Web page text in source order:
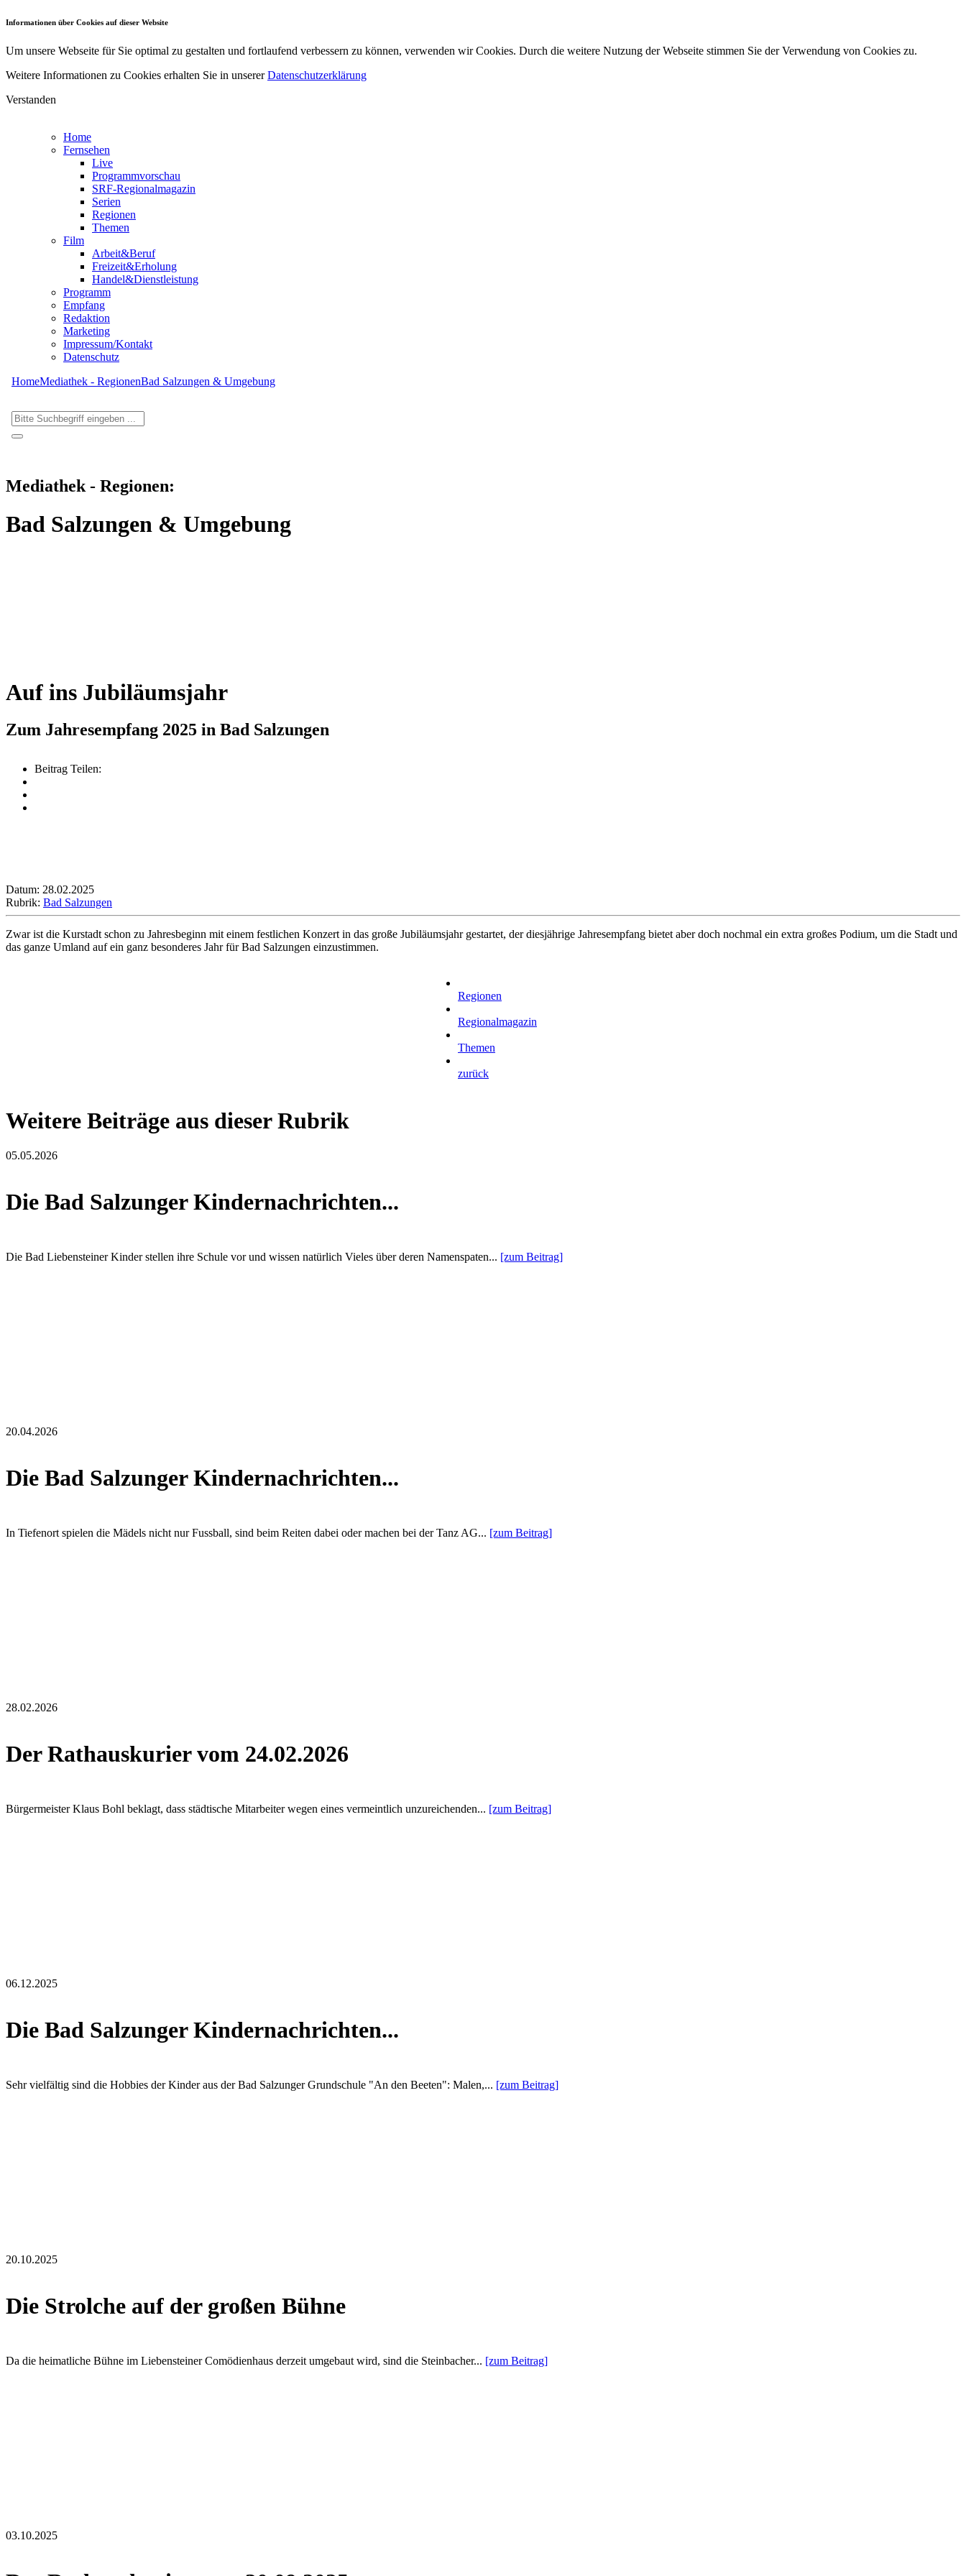
Informationen über Cookies auf dieser Website
Um unsere Webseite für Sie optimal zu gestalten und fortlaufend verbessern zu können, verwenden wir Cookies. Durch die weitere Nutzung der Webseite stimmen Sie der Verwendung von Cookies zu.
Weitere Informationen zu Cookies erhalten Sie in unsererDatenschutzerklärung
Verstanden
Home
Fernsehen
Live
Programmvorschau
SRF-Regionalmagazin
Serien
Regionen
Themen
Film
Arbeit&Beruf
Freizeit&Erholung
Handel&Dienstleistung
Programm
Empfang
Redaktion
Marketing
Impressum/Kontakt
Datenschutz
HomeMediathek - RegionenBad Salzungen & Umgebung
Mediathek - Regionen:
Bad Salzungen & Umgebung
Auf ins Jubiläumsjahr
Zum Jahresempfang 2025 in Bad Salzungen
Beitrag Teilen:
Datum: 28.02.2025
Rubrik: Bad Salzungen
Zwar ist die Kurstadt schon zu Jahresbeginn mit einem festlichen Konzert in das große Jubiläumsjahr gestartet, der diesjährige Jahresempfang bietet aber doch nochmal ein extra großes Podium, um die Stadt und
das ganze Umland auf ein ganz besonderes Jahr für Bad Salzungen einzustimmen.
Regionen
Regionalmagazin
Themen
zurück
Weitere Beiträge aus dieser Rubrik
05.05.2026
Die Bad Salzunger Kindernachrichten...
Die Bad Liebensteiner Kinder stellen ihre Schule vor und wissen natürlich Vieles über deren Namenspaten... [zum Beitrag]
20.04.2026
Die Bad Salzunger Kindernachrichten...
In Tiefenort spielen die Mädels nicht nur Fussball, sind beim Reiten dabei oder machen bei der Tanz AG... [zum Beitrag]
28.02.2026
Der Rathauskurier vom 24.02.2026
Bürgermeister Klaus Bohl beklagt, dass städtische Mitarbeiter wegen eines vermeintlich unzureichenden... [zum Beitrag]
06.12.2025
Die Bad Salzunger Kindernachrichten...
Sehr vielfältig sind die Hobbies der Kinder aus der Bad Salzunger Grundschule "An den Beeten": Malen,... [zum Beitrag]
20.10.2025
Die Strolche auf der großen Bühne
Da die heimatliche Bühne im Liebensteiner Comödienhaus derzeit umgebaut wird, sind die Steinbacher... [zum Beitrag]
03.10.2025